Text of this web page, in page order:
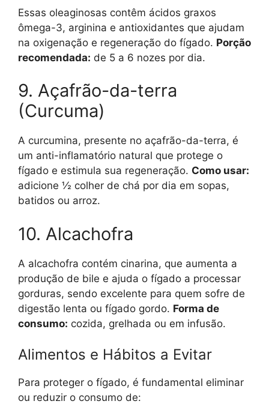
Essas oleaginosas contêm ácidos graxos
ômega-3, arginina e antioxidantes que ajudam
na oxigenação e regeneração do fígado. Porção
recomendada: de 5 a 6 nozes por dia.
9. Açafrão-da-terra
(Curcuma)
A curcumina, presente no açafrão-da-terra, é
um anti-inflamatório natural que protege o
fígado e estimula sua regeneração. Como usar:
adicione ½ colher de chá por dia em sopas,
batidos ou arroz.
10. Alcachofra
A alcachofra contém cinarina, que aumenta a
produção de bile e ajuda o fígado a processar
gorduras, sendo excelente para quem sofre de
digestão lenta ou fígado gordo. Forma de
consumo: cozida, grelhada ou em infusão.
Alimentos e Hábitos a Evitar
Para proteger o fígado, é fundamental eliminar
ou reduzir o consumo de: